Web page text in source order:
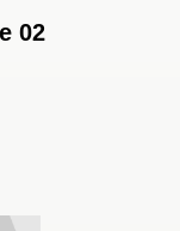
02